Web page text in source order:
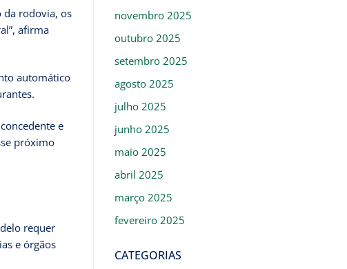
da rodovia, os
afirma
automático
e
próximo
requer
e órgãos
novembro 2025
outubro 2025
setembro 2025
agosto 2025
julho 2025
junho 2025
maio 2025
abril 2025
março 2025
fevereiro 2025
CATEGORIAS